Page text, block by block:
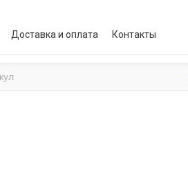
Доставка и оплата Контакты